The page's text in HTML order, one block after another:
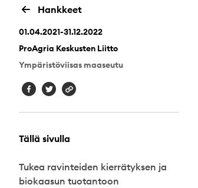
Hankkeet
01.04.2021-31.12.2022
ProAgria Keskusten Liitto
Ympäristöviisas maaseutu
Tällä sivulla
Tukea ravinteiden kierrätyksen ja
biokaasun tuotantoon